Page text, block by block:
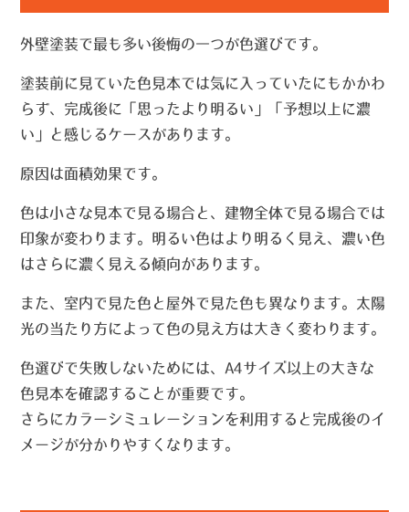
外壁塗装で最も多い後悔の一つが色選びです。
塗装前に見ていた色見本では気に入っていたにもかかわ
らず、完成後に「思ったより明るい」「予想以上に濃
い」と感じるケースがあります。
原因は面積効果です。
色は小さな見本で見る場合と、建物全体で見る場合では
印象が変わります。明るい色はより明るく見え、濃い色
はさらに濃く見える傾向があります。
また、室内で見た色と屋外で見た色も異なります。太陽
光の当たり方によって色の見え方は大きく変わります。
色選びで失敗しないためには、A4サイズ以上の大きな
色見本を確認することが重要です。
さらにカラーシミュレーションを利用すると完成後のイ
メージが分かりやすくなります。